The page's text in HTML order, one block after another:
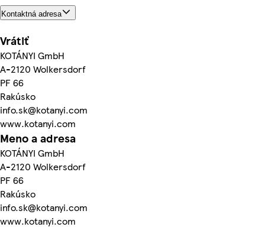
Kontaktná adresa
Vrátiť
KOTÁNYI GmbH
A-2120 Wolkersdorf
PF 66
Rakúsko
info.sk@kotanyi.com
www.kotanyi.com
Meno a adresa
KOTÁNYI GmbH
A-2120 Wolkersdorf
PF 66
Rakúsko
info.sk@kotanyi.com
www.kotanyi.com